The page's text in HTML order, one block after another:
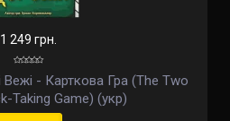
1 249 грн.
- Карткова Гра (The Two
Taking Game) (укр)